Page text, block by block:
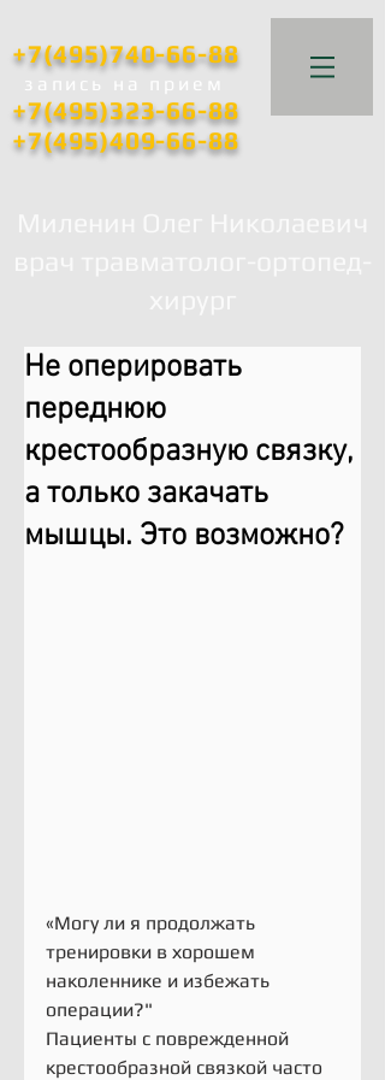
+7(495)740-66-88
запись на прием
+7(495)323-66-88
+7(495)409-66-88
Не оперировать
переднюю
крестообразную связку,
а только закачать
мышцы. Это возможно?
«Могу ли я продолжать
тренировки в хорошем
наколеннике и избежать
операции?"
Пациенты с поврежденной
крестообразной связкой часто